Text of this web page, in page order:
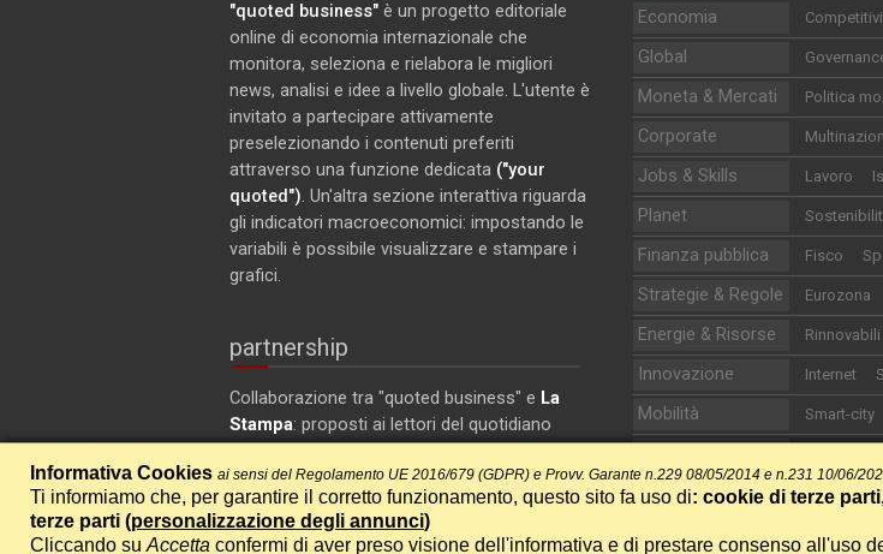
"quoted business" è un progetto editoriale
online di economia internazionale che
monitora, seleziona e rielabora le migliori
news, analisi e idee a livello globale. L'utente è
invitato a partecipare attivamente
preselezionando i contenuti preferiti
attraverso una funzione dedicata ("your
quoted"). Un'altra sezione interattiva riguarda
gli indicatori macroeconomici: impostando le
variabili è possibile visualizzare e stampare i
grafici.
partnership
Collaborazione tra "quoted business" e La
Stampa: proposti ai lettori del quotidiano
Economia
Global
Moneta & Mercati Politica
Corporate
Jobs & Skills Lavoro
Planet
Finanza pubblica Fisco
Strategie & Regole Eurozona
Energie & Risorse Rinnovabili
Innovazione Internet
Mobilità Smart-city
Sport Calcio
Informativa Cookies ai sensi del Regolamento UE 2016/679 (GDPR) e Provv. Garante n.229 08/05/2014 e n.231 10/06/
Ti informiamo che, per garantire il corretto funzionamento, questo sito fa uso di: cookie di terze
terze parti (personalizzazione degli annunci)
Cliccando su Accetta confermi di aver preso visione dell'informativa e di prestare consenso all'uso